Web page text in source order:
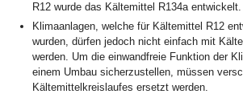
R12 wurde das Kältemittel R134a entwickelt.
Klimaanlagen, welche für Kältemittel R12
wurden, dürfen jedoch nicht einfach mit
werden. Um die einwandfreie Funktion der
einem Umbau sicherzustellen, müssen
Kältemittelkreislaufes ersetzt werden.